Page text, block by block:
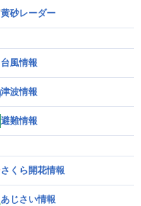
黄砂レーダー
台風情報
津波情報
避難情報
さくら開花情報
あじさい情報